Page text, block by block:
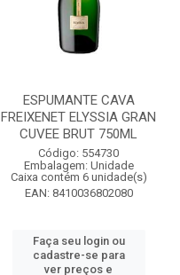
ESPUMANTE CAVA
FREIXENET ELYSSIA GRAN
CUVEE BRUT 750ML
Código: 554730
Embalagem: Unidade
Caixa contém 6 unidade(s)
EAN: 8410036802080
Faça seu login ou
cadastre-se para
ver preços e